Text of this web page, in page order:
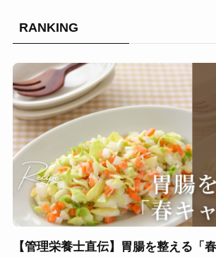
RANKING
【管理栄養士直伝】胃腸を整える「